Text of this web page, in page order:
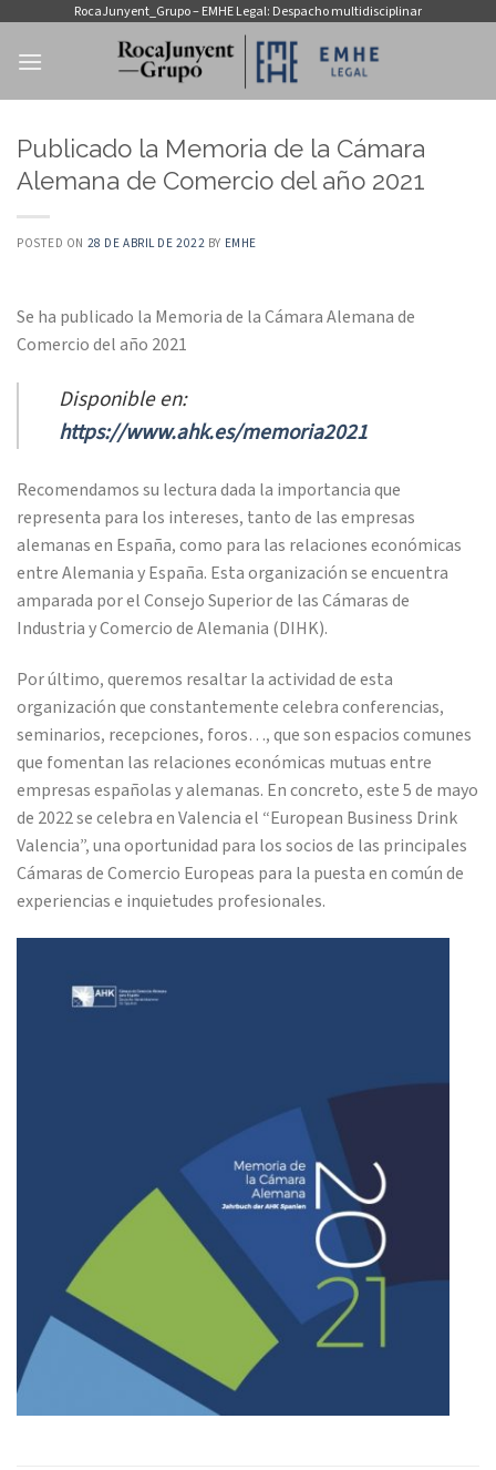
contenido
RocaJunyent_Grupo – EMHE Legal: Despacho multidisciplinar
Publicado la Memoria de la Cámara
Alemana de Comercio del año 2021
POSTED ON 28 DE ABRIL DE 2022 BY EMHE
Se ha publicado la Memoria de la Cámara Alemana de
Comercio del año 2021
Disponible en:
https://www.ahk.es/memoria2021
Recomendamos su lectura dada la importancia que
representa para los intereses, tanto de las empresas
alemanas en España, como para las relaciones económicas
entre Alemania y España. Esta organización se encuentra
amparada por el Consejo Superior de las Cámaras de
Industria y Comercio de Alemania (DIHK).
Por último, queremos resaltar la actividad de esta
organización que constantemente celebra conferencias,
seminarios, recepciones, foros…, que son espacios comunes
que fomentan las relaciones económicas mutuas entre
empresas españolas y alemanas. En concreto, este 5 de mayo
de 2022 se celebra en Valencia el “European Business Drink
Valencia”, una oportunidad para los socios de las principales
Cámaras de Comercio Europeas para la puesta en común de
experiencias e inquietudes profesionales.